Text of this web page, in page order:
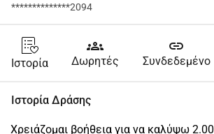
**************2094
Ιστορία
groups
Δωρητές
link
Συνδεδεμένο
Ιστορία Δράσης
Χρειάζομαι βοήθεια για να καλύψω